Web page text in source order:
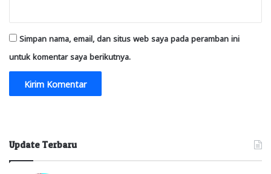
Simpan nama, email, dan situs web saya pada peramban ini
untuk komentar saya berikutnya.
Update Terbaru